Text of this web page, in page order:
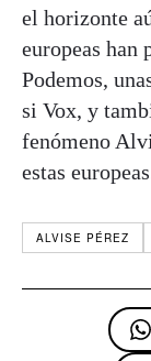
el horizonte
europeas han
Podemos,
si Vox, y
fenómeno
estas
ALVISE PÉREZ